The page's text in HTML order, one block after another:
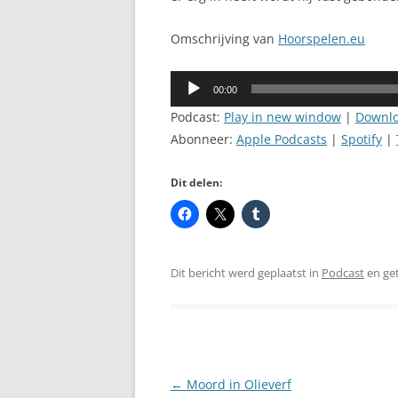
Omschrijving van Hoorspelen.eu
Audiospeler
00:00
Podcast: Play in new window |
Abonneer: Apple Podcasts | Spotify |
Dit delen:
Dit bericht werd geplaatst in Podcasten
Berichtnavigatie
← Moord in Olieverf